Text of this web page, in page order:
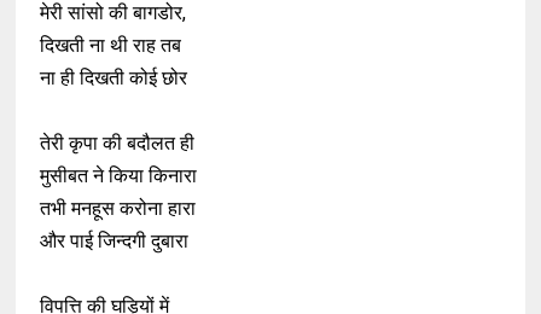
मेरी सांसो की बागडोर,
दिखती ना थी राह तब
ना ही दिखती कोई छोर
तेरी कृपा की बदौलत ही
मुसीबत ने किया किनारा
तभी मनहूस करोना हारा
और पाई जिन्दगी दुबारा
विपत्ति की घड़ियों में